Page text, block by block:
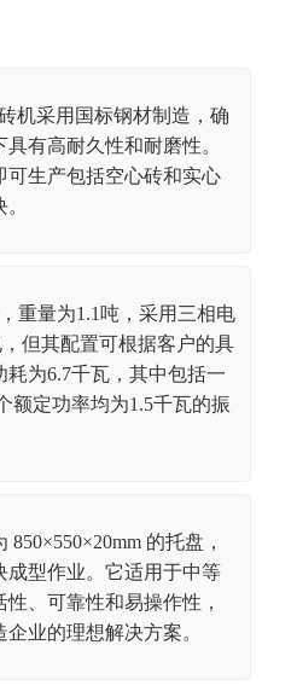
机采用国标钢材制造，确
有高耐久性和耐磨性。
可生产包括空心砖和实心
重量为1.1吨，采用三相电
但其配置可根据客户的具
为6.7千瓦，其中包括一
额定功率均为1.5千瓦的振
的托盘，
成型作业。它适用于中等
、可靠性和易操作性，
业的理想解决方案。